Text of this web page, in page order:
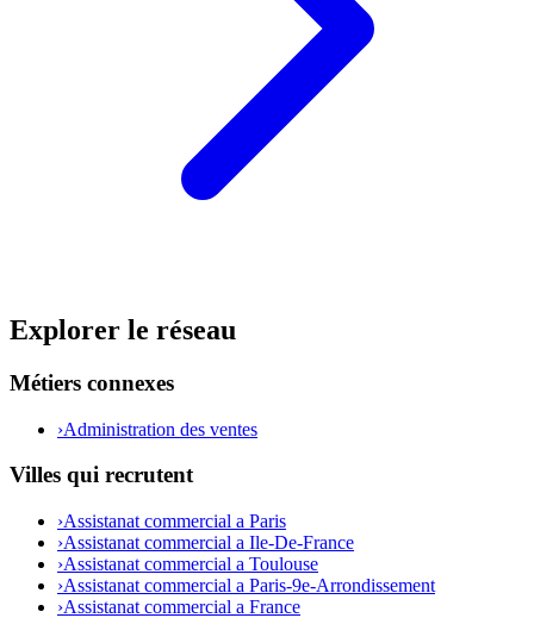
Explorer le réseau
Métiers connexes
›Administration des ventes
Villes qui recrutent
›Assistanat commercial a Paris
›Assistanat commercial a Ile-De-France
›Assistanat commercial a Toulouse
›Assistanat commercial a Paris-9e-Arrondissement
›Assistanat commercial a France